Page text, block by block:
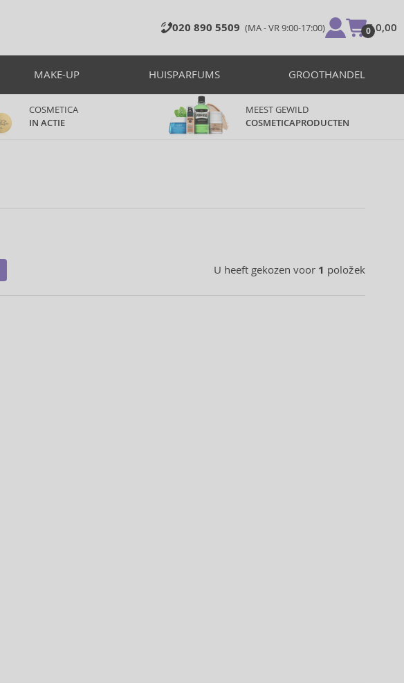
020 890 5509 (MA - VR 9:00-17:00) 0
€ 0,00
MAKE-UP HUISPARFUMS GROOTHANDEL
COSMETICA
IN ACTIE
MEEST GEWILD
COSMETICAPRODUCTEN
U heeft gekozen voor 1 položek